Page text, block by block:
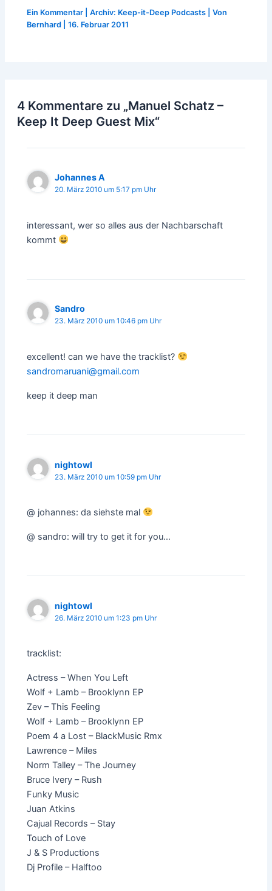
Ein Kommentar |Archiv: Keep-it-Deep Podcasts | Von
Bernhard
|16. Februar 2011
4 Kommentare zu „Manuel Schatz –
Keep It Deep Guest Mix“
Johannes A
20. März 2010 um 5:17 pm Uhr
interessant, wer so alles aus der Nachbarschaft
kommt
Sandro
23. März 2010 um 10:46 pm Uhr
excellent! can we have the tracklist?
sandromaruani@gmail.com
keep it deep man
nightowl
23. März 2010 um 10:59 pm Uhr
@ johannes: da siehste mal
@ sandro: will try to get it for you…
nightowl
26. März 2010 um 1:23 pm Uhr
tracklist:
Actress – When You Left
Wolf + Lamb – Brooklynn EP
Zev – This Feeling
Wolf + Lamb – Brooklynn EP
Poem 4 a Lost – BlackMusic Rmx
Lawrence – Miles
Norm Talley – The Journey
Bruce Ivery – Rush
Funky Music
Juan Atkins
Cajual Records – Stay
Touch of Love
J & S Productions
Dj Profile – Halftoo